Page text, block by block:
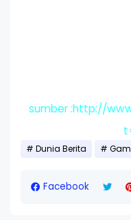
sumber :http://
Dunia Berita
Facebook